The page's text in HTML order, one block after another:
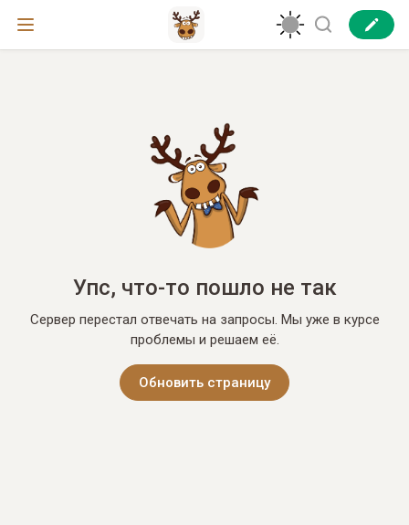
Упс, что-то пошло не так
Сервер перестал отвечать на запросы. Мы уже в курсе
проблемы и решаем её.
Обновить страницу